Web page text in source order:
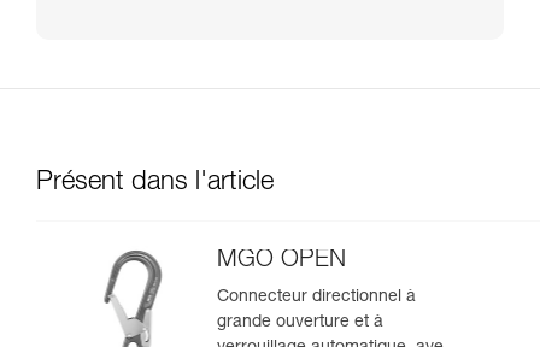
Présent dans l'article
MGO OPEN
Connecteur directionnel à
grande ouverture et à